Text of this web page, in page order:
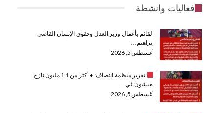
فعاليات وانشطة
القائم بأعمال وزير العدل وحقوق الإنسان القاضي
إبراهيم…
أغسطس 5, 2026
تقرير منظمة انتصاف: ♦️
أكثر من 1.4 مليون نازح
يعيشون في…
أغسطس 5, 2026